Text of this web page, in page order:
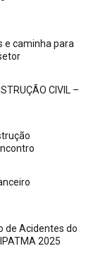
e caminha para
CIVIL –
de Acidentes do
2025